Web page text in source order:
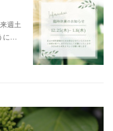
週土
…